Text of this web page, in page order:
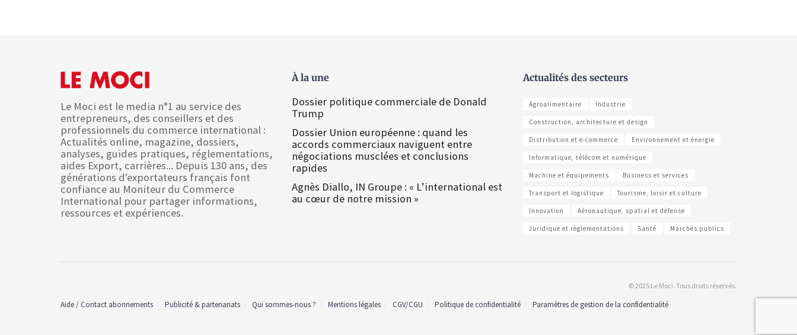
Le Moci est le media n°1 au service des
entrepreneurs, des conseillers et des
professionnels du commerce international :
Actualités online, magazine, dossiers,
analyses, guides pratiques, réglementations,
aides Export, carrières... Depuis 130 ans, des
générations d'exportateurs français font
confiance au Moniteur du Commerce
International pour partager informations,
ressources et expériences.
À la une
Dossier politique commerciale de Donald
Trump
Dossier Union européenne : quand les
accords commerciaux naviguent entre
négociations musclées et conclusions
rapides
Agnès Diallo, IN Groupe : « L’international est
au cœur de notre mission »
Actualités des secteurs
Agroalimentaire Industrie
Construction, architecture et design
Distribution et e-commerce Environnement et énergie
Informatique, télécom et numérique
Machine et équipements Business et services
Transport et logistique Tourisme, loisir et culture
Innovation Aéronautique, spatial et défense
Juridique et règlementations Santé Marchés publics
© 2025 Le Moci. Tous droits réservés.
Aide / Contact abonnements Publicité & partenariats Qui sommes-nous ? Mentions légales CGV/CGU Politique de confidentialité Paramètres de gestion de la confidentialité